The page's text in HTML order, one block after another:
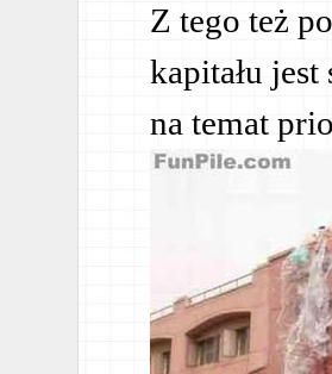
Z tego też
kapitału
na temat